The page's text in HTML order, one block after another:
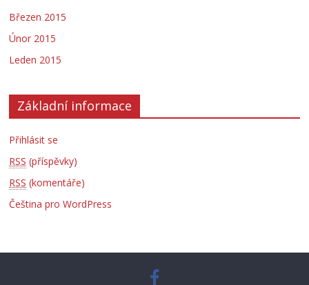
Březen 2015
Únor 2015
Leden 2015
Základní informace
Přihlásit se
RSS (příspěvky)
RSS (komentáře)
Čeština pro WordPress